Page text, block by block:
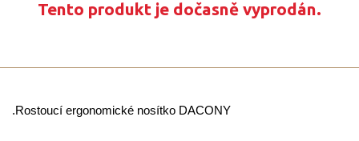
Tento produkt je dočasně vyprodán.
.Rostoucí ergonomické nosítko DACONY